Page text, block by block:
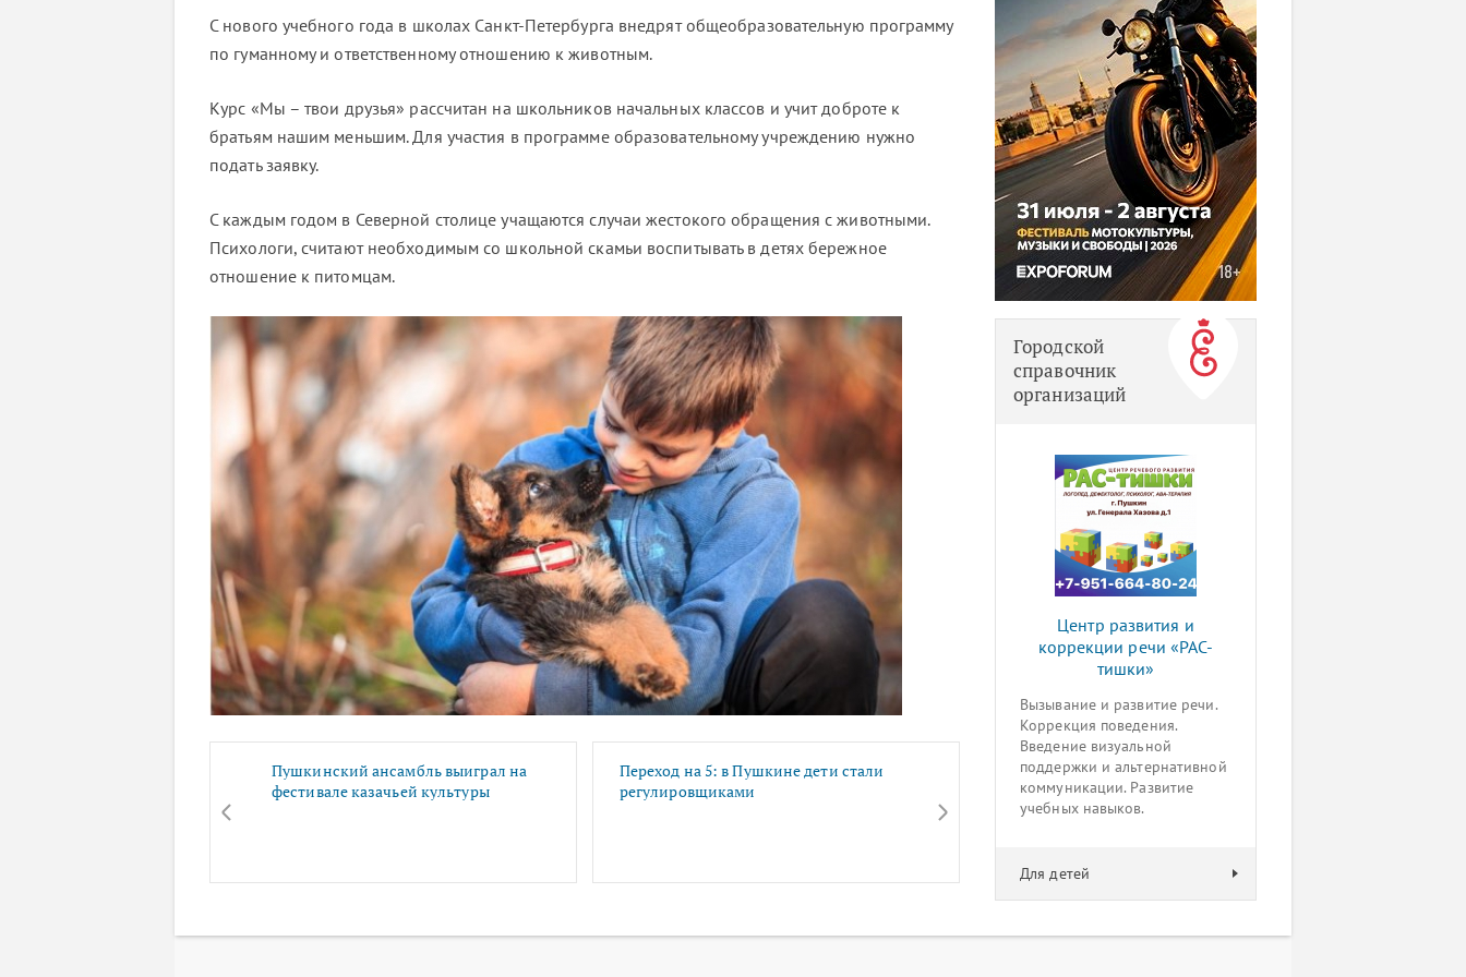
С нового учебного года в школах Санкт-Петербурга внедрят общеобразовательную программу
по гуманному и ответственному отношению к животным.
Курс «Мы – твои друзья» рассчитан на школьников начальных классов и учит доброте к
братьям нашим меньшим. Для участия в программе образовательному учреждению нужно
подать заявку.
С каждым годом в Северной столице учащаются случаи жестокого обращения с животными.
Психологи, считают необходимым со школьной скамьи воспитывать в детях бережное
отношение к питомцам.
Пушкинский ансамбль выиграл на
фестивале казачьей культуры
Переход на 5: в Пушкине дети стали
регулировщиками
Городской
справочник
организаций
Центр развития и
коррекции речи «РАС-
тишки»
Вызывание и развитие речи.
Коррекция поведения.
Введение визуальной
поддержки и альтернативной
коммуникации. Развитие
учебных навыков.
Для детей